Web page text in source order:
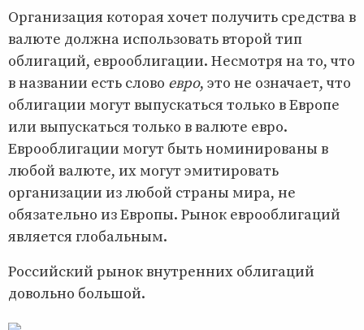
Организация которая хочет получить средства в
валюте должна использовать второй тип
облигаций, еврооблигации. Несмотря на то, что
в названии есть слово евро, это не означает, что
облигации могут выпускаться только в Европе
или выпускаться только в валюте евро.
Еврооблигации могут быть номинированы в
любой валюте, их могут эмитировать
организации из любой страны мира, не
обязательно из Европы. Рынок еврооблигаций
является глобальным.
Российский рынок внутренних облигаций
довольно большой.